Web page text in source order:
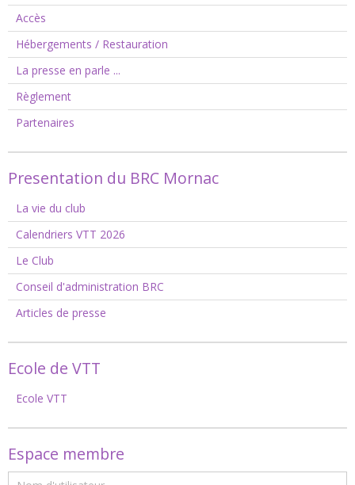
Accès
Hébergements / Restauration
La presse en parle ...
Règlement
Partenaires
Presentation du BRC Mornac
La vie du club
Calendriers VTT 2026
Le Club
Conseil d'administration BRC
Articles de presse
Ecole de VTT
Ecole VTT
Espace membre